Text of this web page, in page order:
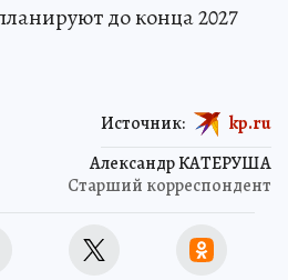
до конца 2027
Александр КАТЕРУША
Старший корреспондент
Источник: kp.ru